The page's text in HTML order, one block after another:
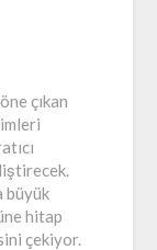
çıkan
büyük
hitap
çekiyor.